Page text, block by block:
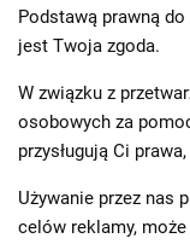
Podstawą prawną
jest Twoja zgoda.
W związku z
osobowych za
przysługują Ci
Używanie przez nas
celów reklamy,